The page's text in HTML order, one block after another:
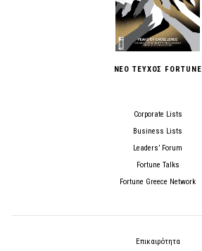
ΝΕΟ ΤΕΥΧΟΣ FORTUNE
Corporate Lists
Business Lists
Leaders’ Forum
Fortune Talks
Fortune Greece Network
Επικαιρότητα